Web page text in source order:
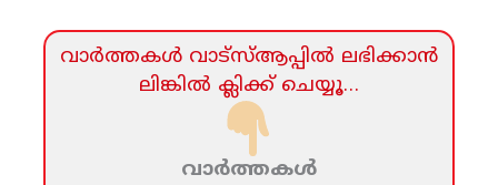
വാര്‍ത്തകള്‍ വാട്‌സ്‌ആപ്പില്‍ ലഭിക്കാന്‍
ലിങ്കില്‍ ക്ലിക്ക്‌ ചെയ്യൂ…
വാര്‍ത്തകള്‍